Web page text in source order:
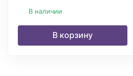
В наличии
В корзину